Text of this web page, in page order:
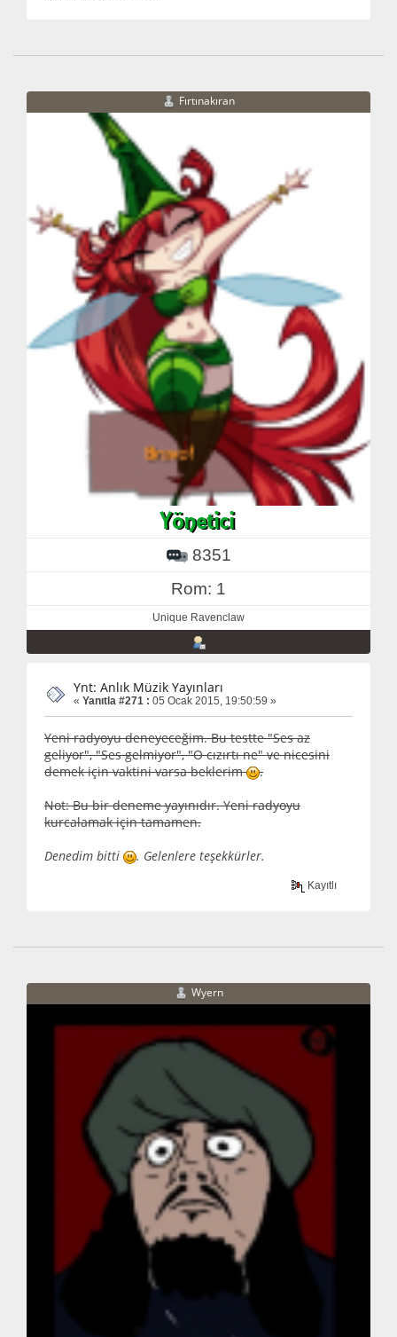
Fırtınakıran
8351
Rom: 1
Unique Ravenclaw
Ynt: Anlık Müzik Yayınları
« Yanıtla #271 : 05 Ocak 2015, 19:50:59 »
Yeni radyoyu deneyeceğim. Bu testte "Ses az
geliyor", "Ses gelmiyor", "O cızırtı ne" ve nicesini
demek için vaktini varsa beklerim
.
Not: Bu bir deneme yayınıdır. Yeni radyoyu
kurcalamak için tamamen.
Denedim bitti
. Gelenlere teşekkürler.
Kayıtlı
Wyern